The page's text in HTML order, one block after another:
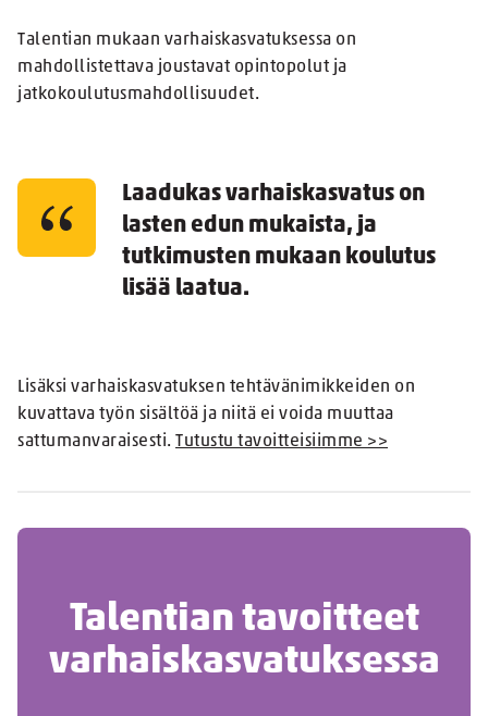
Talentian mukaan varhaiskasvatuksessa on
mahdollistettava joustavat opintopolut ja
jatkokoulutusmahdollisuudet.
Laadukas varhaiskasvatus on
lasten edun mukaista, ja
tutkimusten mukaan koulutus
lisää laatua.
Lisäksi varhaiskasvatuksen tehtävänimikkeiden on
kuvattava työn sisältöä ja niitä ei voida muuttaa
sattumanvaraisesti. Tutustu tavoitteisiimme >>
Talentian tavoitteet
varhaiskasvatuksessa